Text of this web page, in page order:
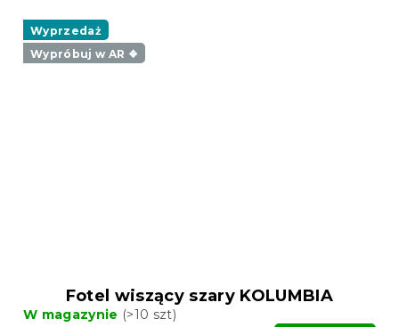
Wyprzedaż
Wypróbuj w AR ❖
Fotel wiszący szary KOLUMBIA
W magazynie (>10 szt)